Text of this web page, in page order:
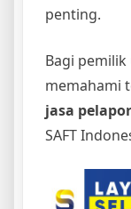
penting.
Bagi
memahami
jasa
SAFT